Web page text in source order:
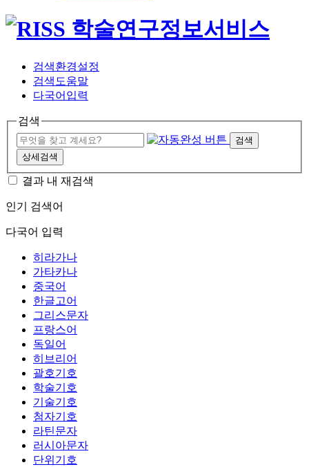
검색환경설정
검색도움말
다국어입력
검색
검색
상세검색
결과 내 재검색
인기 검색어
다국어 입력
히라가나
가타카나
중국어
한글고어
그리스문자
프랑스어
독일어
히브리어
괄호기호
학술기호
기술기호
첨자기호
라틴문자
러시아문자
단위기호